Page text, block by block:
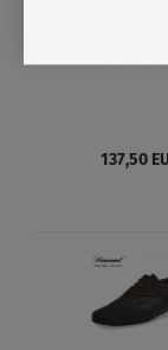
schwarz Velour/
137,50